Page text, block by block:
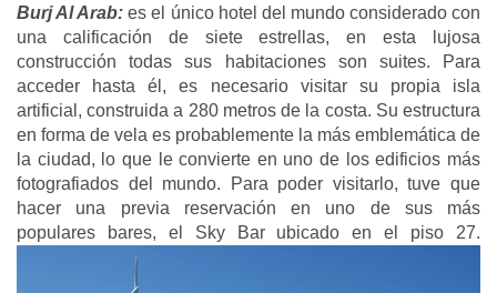
Burj Al Arab: es el único hotel del mundo considerado con
una calificación de siete estrellas, en esta lujosa
construcción todas sus habitaciones son suites. Para
acceder hasta él, es necesario visitar su propia isla
artificial, construida a 280 metros de la costa. Su estructura
en forma de vela es probablemente la más emblemática de
la ciudad, lo que le convierte en uno de los edificios más
fotografiados del mundo. Para poder visitarlo, tuve que
hacer una previa reservación en uno de sus más
populares bares, el Sky Bar ubicado en el piso 27.